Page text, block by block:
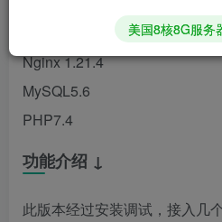
Nginx 1.21.4
MySQL5.6
PHP7.4
功能介绍 ↓
此版本经过安装调试，接入几
美国8核8G服务